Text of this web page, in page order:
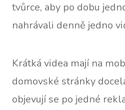
tvůrce, aby po dobu
nahrávali denně jedno
Krátká videa mají na
domovské stránky
objevují se po jedné